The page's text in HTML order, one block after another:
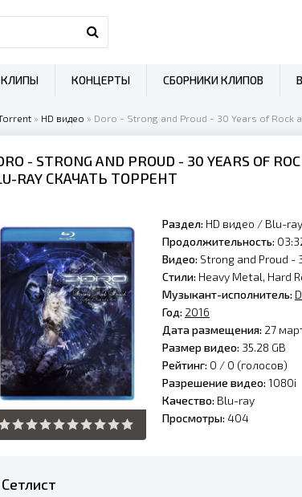
» HD видео » Doro - Strong and Proud - 30 Years of Rock
- STRONG AND PROUD - 30 YEARS OF
RAY СКАЧАТЬ ТОРРЕНТ
Раздел: HD видео / Blu-
Продолжительность:
Видео: Strong and Proud -
Стили: Heavy Metal, Hard
Музыкант-исполнитель:
Год: 2016
Дата размещения: 27
Размер видео: 35.28 GB
Рейтинг: 0 / 0 (голосов)
Разрешение видео: 1080i
Качество: Blu-ray
Просмотры: 404
Сетлист
КЛИПЫ КОНЦЕРТЫ СБОРНИКИ КЛИПОВ